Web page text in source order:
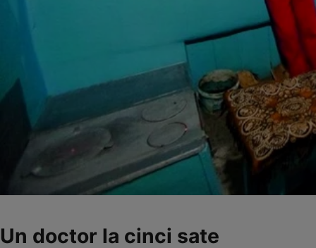
Un doctor la cinci sate